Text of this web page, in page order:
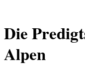
Die
Alpen